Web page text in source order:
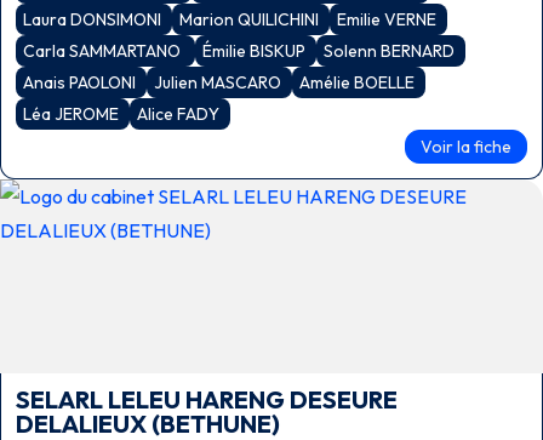
Laura DONSIMONI
Marion QUILICHINI
Emilie VERNE
Carla SAMMARTANO
Émilie BISKUP
Solenn BERNARD
Anais PAOLONI
Julien MASCARO
Amélie BOELLE
Léa JEROME
Alice FADY
Voir la fiche
SELARL LELEU HARENG DESEURE
DELALIEUX (BETHUNE)